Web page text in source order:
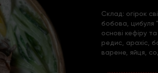
Склад: огірок
бобова, цибуля
основі кефіру
редис, арахіс,
варене, яйця,